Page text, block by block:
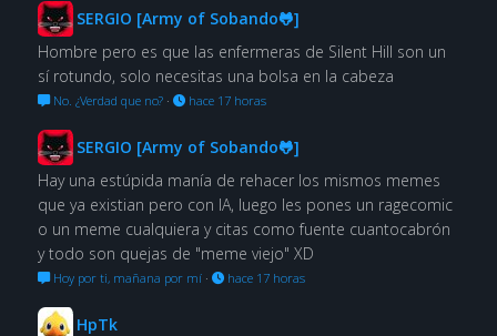
SERGIO [Army of Sobando🐸]
Hombre pero es que las enfermeras de Silent Hill son un
sí rotundo, solo necesitas una bolsa en la cabeza
No. ¿Verdad que no?· hace 17 horas
SERGIO [Army of Sobando🐸]
Hay una estúpida manía de rehacer los mismos memes
que ya existian pero con IA, luego les pones un ragecomic
o un meme cualquiera y citas como fuente cuantocabrón
y todo son quejas de "meme viejo" XD
Hoy por ti, mañana por mí· hace 17 horas
HpTk